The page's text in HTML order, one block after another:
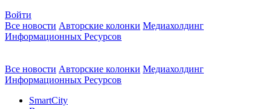
Войти
Все новости Авторские колонки Медиахолдинг
Информационных Ресурсов
Все новости Авторские колонки Медиахолдинг
Информационных Ресурсов
SmartCity